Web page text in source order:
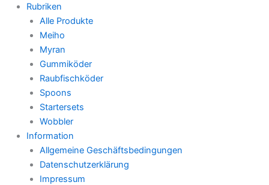
Rubriken
Alle Produkte
Meiho
Myran
Gummiköder
Raubfischköder
Spoons
Startersets
Wobbler
Information
Allgemeine Geschäftsbedingungen
Datenschutzerklärung
Impressum